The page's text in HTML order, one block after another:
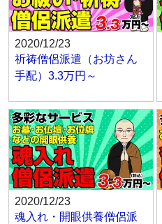
2020/12/23
祈祷僧侶派遣（お坊さん
手配）3.3万円～
2020/12/23
魂入れ・開眼供養僧侶派